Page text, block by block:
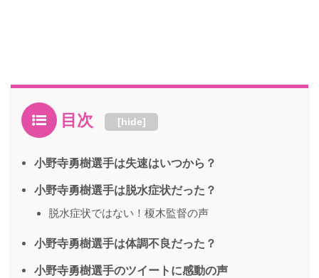
目次 [hide]
小野寺勇樹選手は失速はいつから？
小野寺勇樹選手は脱水症状だった？
脱水症状ではない！榎木監督の声
小野寺勇樹選手は体調不良だった？
小野寺勇樹選手のツイートに感動の声